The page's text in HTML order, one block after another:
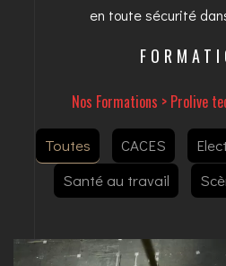
en toute sécurité
Nos Formations > Prolive
Toutes CACES
Santé au travail